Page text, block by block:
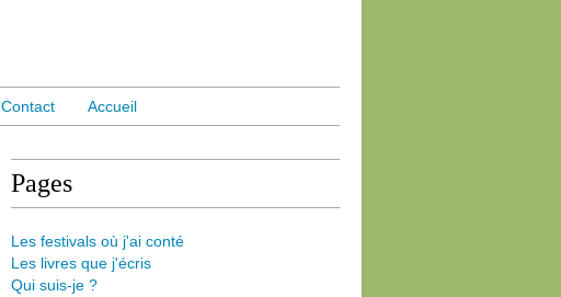
Contact Accueil
Pages
Les festivals où j'ai conté
Les livres que j'écris
Qui suis-je ?